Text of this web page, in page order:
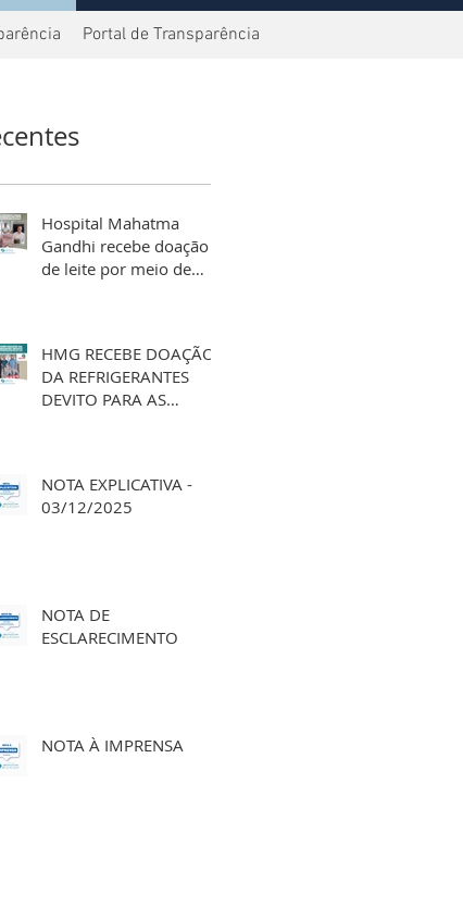
Portal de Transparência
Hospital Mahatma
Gandhi recebe doação
de leite por meio de
HMG RECEBE DOAÇÃO
DA REFRIGERANTES
DEVITO PARA AS
NOTA EXPLICATIVA -
03/12/2025
NOTA DE
ESCLARECIMENTO
NOTA À IMPRENSA